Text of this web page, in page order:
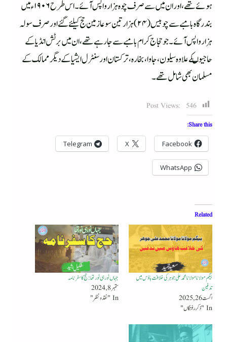
ہوئے تھے ، اور ان میں سے صرف چوہ ہزار واپس آئے ۔ اس طرح ۱۹۰۶ ء میں
بندرگاہ بامبے سے چوبیس ( ۲۴ ) ہزار تین سو عازمین حج کیلئے گئے اور صرف سولہ
ہزار واپس آئے ۔ جو حجاج کرام بامبے سے جارہے تھے ، ان میں برٹش انڈیا کے
حاجیوںکے علاوہ سیلون، جاوا، بخارہ ، ترکستان اور سنٹرل ایشیا کے دیگر ممالک کے
مسلمان بھی شامل تھے ۔
Post Views: 546
Share this:
Facebook
X
Telegram
WhatsApp
Related
بیگم مولانا مولانا محمدعلی جوہر کی خلافت ہاؤس میں
تدفین
اگست 26, 2025
In "ذکر رفتگاں"
جہاں نور ہی نور تھا : حج کا سفر نامہ
ستمبر 8, 2024
In "نقد ونظر"